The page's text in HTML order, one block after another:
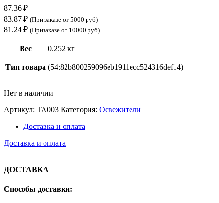
87.36 ₽
83.87 ₽ (При заказе от 5000 руб)
81.24 ₽ (Призаказе от 10000 руб)
Вес 0.252 кг
Тип товара (54:82b800259096eb1911ecc524316def14)
Нет в наличии
Артикул: ТА003 Категория: Освежители
Доставка и оплата
Доставка и оплата
ДОСТАВКА
Способы доставки: